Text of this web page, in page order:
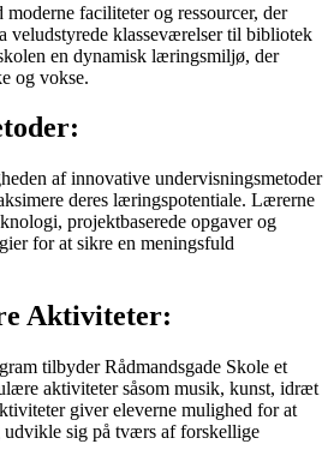
faciliteter og ressourcer, der
veludstyrede klasseværelser til bibliotek
en dynamisk læringsmiljø, der
og vokse.
af innovative undervisningsmetoder
deres læringspotentiale. Lærerne
projektbaserede opgaver og
for at sikre en meningsfuld
Aktiviteter:
tilbyder Rådmandsgade Skole et
aktiviteter såsom musik, kunst, idræt
giver eleverne mulighed for at
udvikle sig på tværs af forskellige